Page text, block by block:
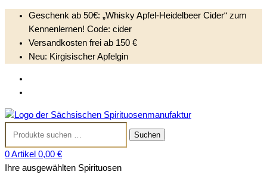
Geschenk ab 50€: „Whisky Apfel-Heidelbeer Cider“ zum
Kennenlernen! Code: cider
Versandkosten frei ab 150 €
Neu: Kirgisischer Apfelgin
p
o
c
o
Sächsischen
Suchen
0 Artikel 0,00 €
Ihre ausgewählten Spirituosen